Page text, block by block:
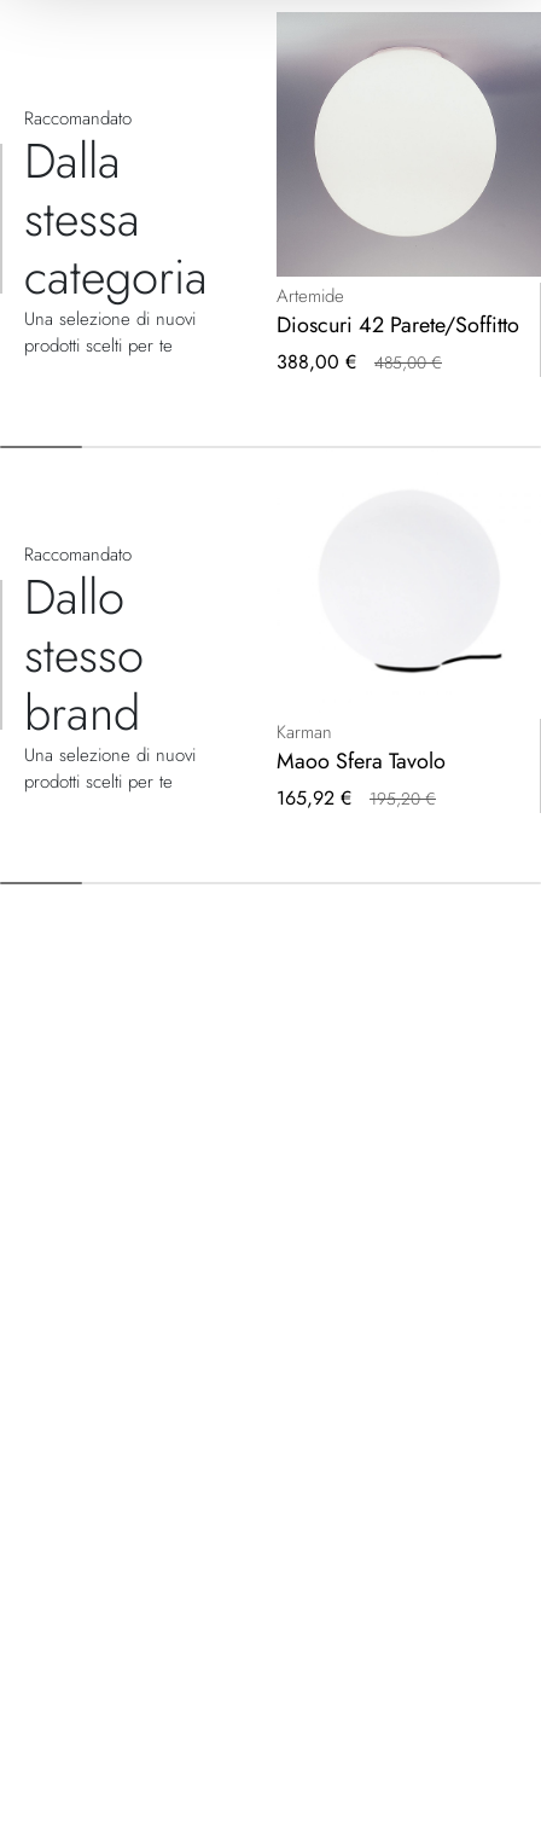
Raccomandato
Dalla
stessa
categoria
Una selezione di nuovi
prodotti scelti per te
Artemide
Dioscuri 42 Parete/Soffitto
Prezzo
388,00 € 485,00 €
Raccomandato
Dallo
stesso
brand
Una selezione di nuovi
prodotti scelti per te
Karman
Maoo Sfera Tavolo
Prezzo
165,92 € 195,20 €